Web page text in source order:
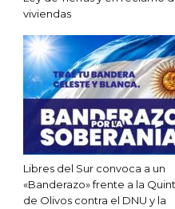
viviendas
Libres del Sur convoca a un
«Banderazo» frente a la
de Olivos contra el DNU y la